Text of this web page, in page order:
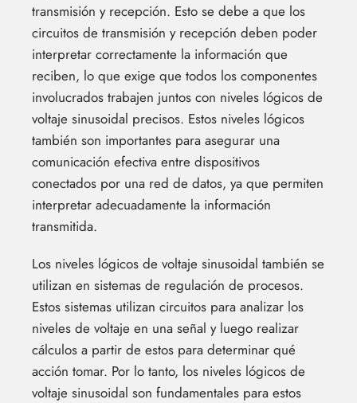
transmisión y recepción. Esto se debe a que los
circuitos de transmisión y recepción deben poder
interpretar correctamente la información que
reciben, lo que exige que todos los componentes
involucrados trabajen juntos con niveles lógicos de
voltaje sinusoidal precisos. Estos niveles lógicos
también son importantes para asegurar una
comunicación efectiva entre dispositivos
conectados por una red de datos, ya que permiten
interpretar adecuadamente la información
transmitida.
Los niveles lógicos de voltaje sinusoidal también se
utilizan en sistemas de regulación de procesos.
Estos sistemas utilizan circuitos para analizar los
niveles de voltaje en una señal y luego realizar
cálculos a partir de estos para determinar qué
acción tomar. Por lo tanto, los niveles lógicos de
voltaje sinusoidal son fundamentales para estos